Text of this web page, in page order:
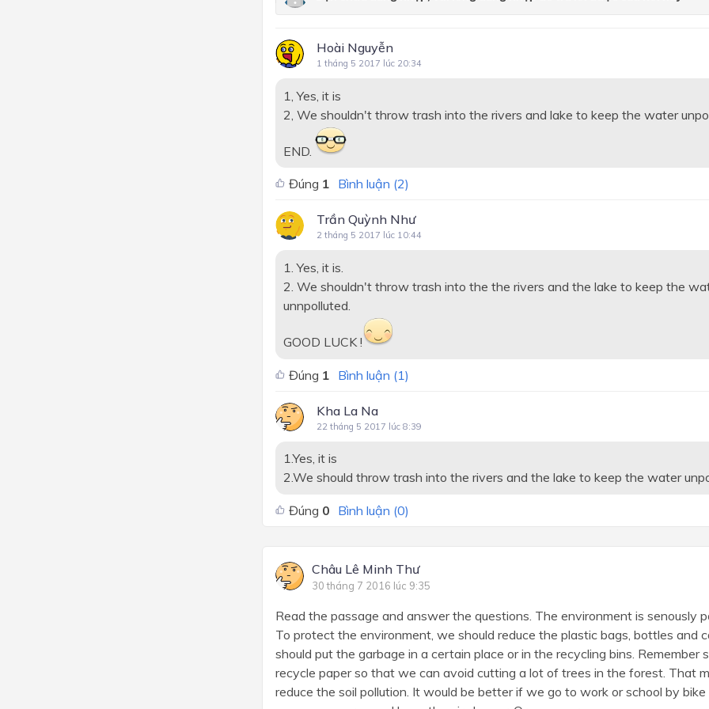
Hoài Nguyễn
1 tháng 5 2017 lúc 20:34
1, Yes, it is
2, We shouldn't throw trash into the rivers and lake to keep the water
END.
Đúng 1 Bình luận (2)
Trần Quỳnh Như
2 tháng 5 2017 lúc 10:44
1. Yes, it is.
2. We shouldn't throw trash into the the rivers and the lake to keep the
unnpolluted.
GOOD LUCK !
Đúng 1 Bình luận (1)
Kha La Na
22 tháng 5 2017 lúc 8:39
1.Yes, it is
2.We should throw trash into the rivers and the lake to keep the water
Đúng 0 Bình luận (0)
Châu Lê Minh Thư
30 tháng 7 2016 lúc 9:35
Read the passage and answer the questions. The environment is senously
To protect the environment, we should reduce the plastic bags, bottles and
should put the garbage in a certain place or in the recycling bins. Remember
recycle paper so that we can avoid cutting a lot of trees in the forest. That
reduce the soil pollution. It would be better if we go to work or school by